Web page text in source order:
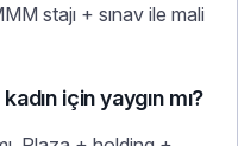
stajı + sınav ile mali
için yaygın mı?